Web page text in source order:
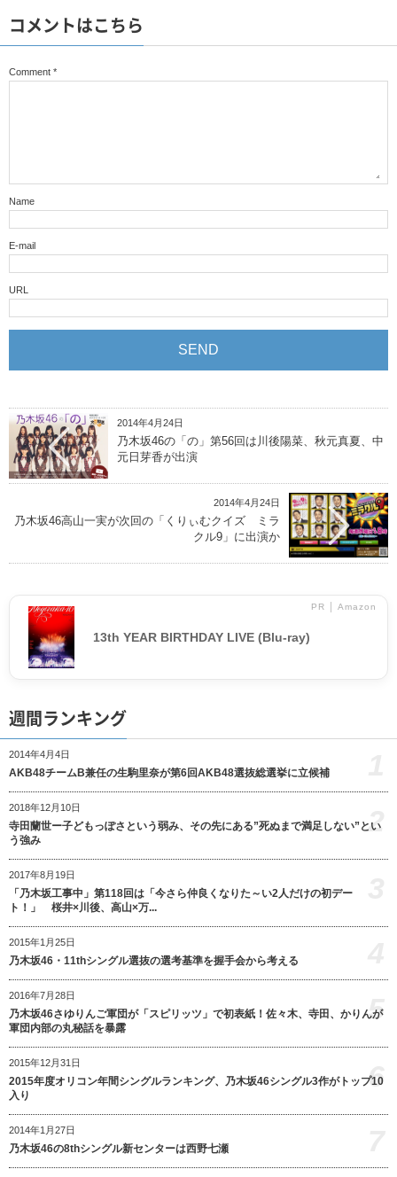
コメントはこちら
Comment *
Name
E-mail
URL
2014年4月24日
乃木坂46の「の」第56回は川後陽菜、秋元真夏、中
元日芽香が出演
2014年4月24日
乃木坂46高山一実が次回の「くりぃむクイズ ミラ
クル9」に出演か
PR │ Amazon
13th YEAR BIRTHDAY LIVE (Blu-ray)
週間ランキング
2014年4月4日
AKB48チームB兼任の生駒里奈が第6回AKB48選抜総選挙に立候補
2018年12月10日
寺田蘭世ー子どもっぽさという弱み、その先にある”死ぬまで満足しない”とい
う強み
2
2017年8月19日
「乃木坂工事中」第118回は「今さら仲良くなりた～い2人だけの初デー
ト！」 桜井×川後、高山×万...
2015年1月25日
乃木坂46・11thシングル選抜の選考基準を握手会から考える
2016年7月28日
乃木坂46さゆりんご軍団が「スピリッツ」で初表紙！佐々木、寺田、かりんが
軍団内部の丸秘話を暴露
5
2015年12月31日
2015年度オリコン年間シングルランキング、乃木坂46シングル3作がトップ10
入り
6
2014年1月27日
乃木坂46の8thシングル新センターは西野七瀬